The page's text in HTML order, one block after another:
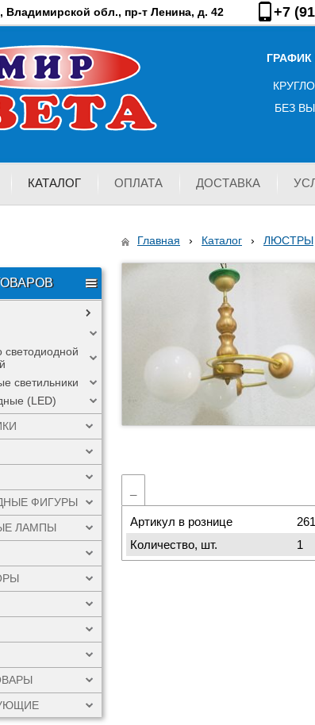
+7
Владимирской обл., пр-т Ленина, д. 42
БЕЗ
КАТАЛОГ ОПЛАТА ДОСТАВКА
светодиодной
светильники
(LED)
ФИГУРЫ
ЛАМПЫ
Главная › Каталог › ЛЮСТРЫ
Артикул в рознице
Количество, шт.
1